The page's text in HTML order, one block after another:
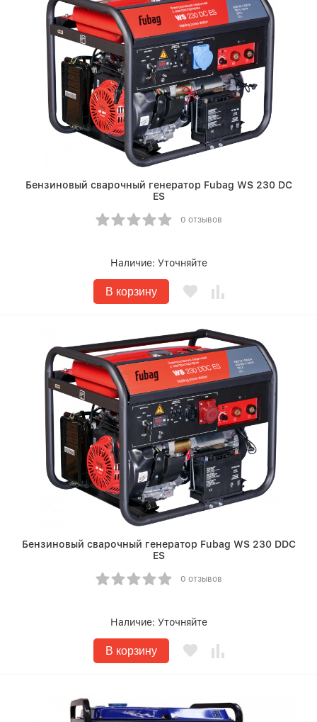
Бензиновый сварочный генератор Fubag WS 230 DC
ES
0 отзывов
Наличие: Уточняйте
В корзину
Бензиновый сварочный генератор Fubag WS 230 DDC
ES
0 отзывов
Наличие: Уточняйте
В корзину